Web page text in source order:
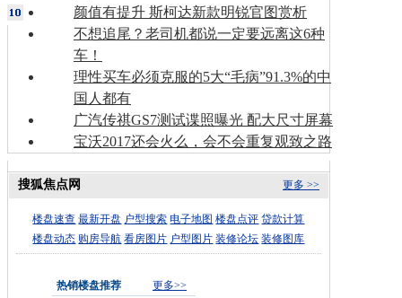
颜值有提升 斯柯达新款明锐官图赏析
不想追尾？老司机都说一定要远离这6种
车！
理性买车必须克服的5大“毛病”91.3%的中
国人都有
广汽传祺GS7测试谍照曝光 配大尺寸屏幕
宝沃2017还会火么，会不会重复观致之路
更多 >>
搜狐焦点网
楼盘速查 最新开盘 户型搜索 电子地图 楼盘点评 贷款计算
楼盘动态 购房导航 看房图片 户型图片 装修论坛 装修图库
热销楼盘推荐 更多>>